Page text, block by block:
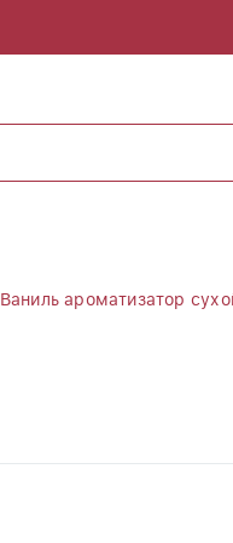
Ваниль ароматизатор